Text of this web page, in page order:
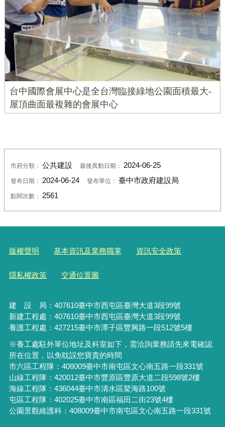
台中國際會展中心是全台灣臨接綠地公園面積最大-
屋頂曲面最複雜的會展中心
市府分類： 公共建設 最後異動日期： 2024-06-25
發布日期： 2024-06-24 發布單位： 臺中市政府建設局
點閱次數： 2561
版權聲明 基本資訊及業務職掌 資訊安全政策
隱私權政策 交通位置圖
建 設 局： 407610臺中市西屯區臺灣大道3段99號
新建工程處：407610臺中市西屯區臺灣大道3段99號
養護工程處：427215臺中市潭子區豐興路一段512號5樓
※養工處駐外單位地址及科室如下，需洽詢業務請先來電確認
所在位置，以免耽誤您寶貴的時間
市六區工程隊：408009臺中市南屯區文心南五路一段331號
山線工程隊：420012臺中市豐原區豐原大道二段598號2樓
海線工程隊：436044臺中市清水區鰲海路100號
屯區工程隊：402025臺中市南區福田二街23號4樓
公園景觀維護科：408009臺中市南屯區文心南五路一段331號